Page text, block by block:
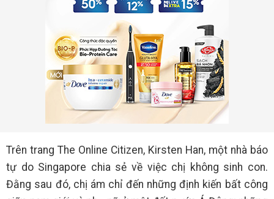
Trên trang The Online Citizen, Kirsten Han, một nhà báo
tự do Singapore chia sẻ về việc chị không sinh con.
Đằng sau đó, chị ám chỉ đến những định kiến bất công